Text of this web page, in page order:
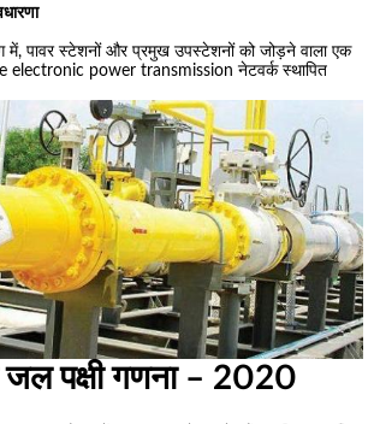
में, पावर स्टेशनों और प्रमुख उपस्टेशनों को जोड़ने वाला एक
electronic power transmission नेटवर्क स्थापित
जल पक्षी गणना – 2020